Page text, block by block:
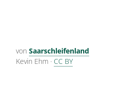
von Saarschleifenland
Kevin Ehm · CC BY